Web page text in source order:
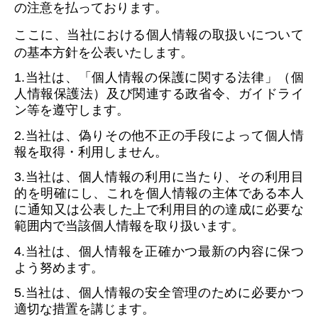
の注意を払っております。
ここに、当社における個人情報の取扱いについて
の基本方針を公表いたします。
1.当社は、「個人情報の保護に関する法律」（個
人情報保護法）及び関連する政省令、ガイドライ
ン等を遵守します。
2.当社は、偽りその他不正の手段によって個人情
報を取得・利用しません。
3.当社は、個人情報の利用に当たり、その利用目
的を明確にし、これを個人情報の主体である本人
に通知又は公表した上で利用目的の達成に必要な
範囲内で当該個人情報を取り扱います。
4.当社は、個人情報を正確かつ最新の内容に保つ
よう努めます。
5.当社は、個人情報の安全管理のために必要かつ
適切な措置を講じます。